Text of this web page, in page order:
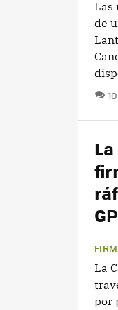
Las
de
10
La
por